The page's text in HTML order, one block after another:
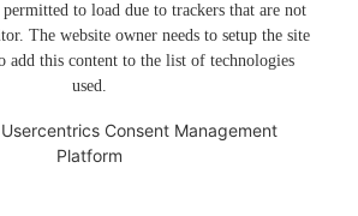
to load due to trackers that are not
The website owner needs to setup the site
add this content to the list of technologies
used.
Usercentrics Consent Management
Platform